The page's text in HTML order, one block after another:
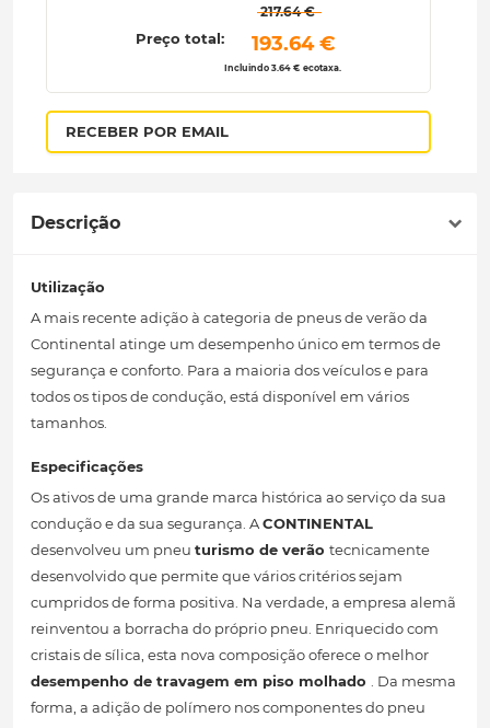
Preço total:
217.64 €
193.64 €
Incluindo 3.64 € ecotaxa.
RECEBER POR EMAIL
Descrição
Utilização
A mais recente adição à categoria de pneus de verão da
Continental atinge um desempenho único em termos de
segurança e conforto. Para a maioria dos veículos e para
todos os tipos de condução, está disponível em vários
tamanhos.
Especificações
Os ativos de uma grande marca histórica ao serviço da sua
condução e da sua segurança. ACONTINENTAL
desenvolveu um pneu turismo de verão tecnicamente
desenvolvido que permite que vários critérios sejam
cumpridos de forma positiva. Na verdade, a empresa alemã
reinventou a borracha do próprio pneu. Enriquecido com
cristais de sílica, esta nova composição oferece o melhor
desempenho de travagem em piso molhado . Da mesma
forma, a adição de polímero nos componentes do pneu